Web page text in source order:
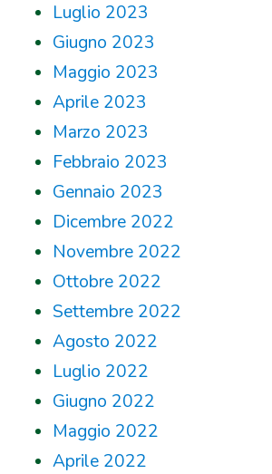
Luglio 2023
Giugno 2023
Maggio 2023
Aprile 2023
Marzo 2023
Febbraio 2023
Gennaio 2023
Dicembre 2022
Novembre 2022
Ottobre 2022
Settembre 2022
Agosto 2022
Luglio 2022
Giugno 2022
Maggio 2022
Aprile 2022